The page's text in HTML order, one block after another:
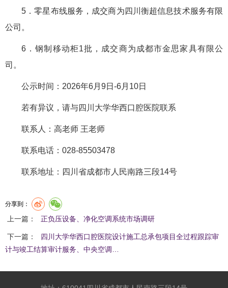
5．零星布线服务，成交商为四川衡超信息技术服务有限
公司。
6．钢制移动柜1批，成交商为成都市金思家具有限公
司。
公示时间：2026年6月9日-6月10日
若有异议，请与四川大学华西口腔医院联系
联系人：高老师 王老师
联系电话：028-85503478
联系地址：四川省成都市人民南路三段14号
分享到：
上一篇： 正负压设备、净化空调系统市场调研
下一篇：
四川大学华西口腔医院设计施工总承包项目全过程跟踪审
计与竣工结算审计服务、中央空调…